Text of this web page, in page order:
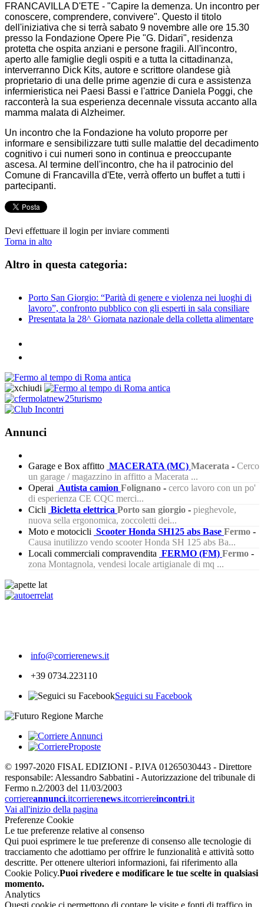
FRANCAVILLA D'ETE - "Capire la demenza. Un incontro per
conoscere, comprendere, convivere". Questo il titolo
dell'iniziativa che si terrà sabato 9 novembre alle ore 15.30
presso la Fondazione Opere Pie "G. Didari", residenza
protetta che ospita anziani e persone fragili. All'incontro,
aperto alle famiglie degli ospiti e a tutta la cittadinanza,
interverranno Dick Kits, autore e scrittore olandese già
proprietario di una delle prime agenzie di cura e assistenza
infermieristica nei Paesi Bassi e l'attrice Daniela Poggi, che
racconterà la sua esperienza decennale vissuta accanto alla
mamma malata di Alzheimer.
Un incontro che la Fondazione ha voluto proporre per
informare e sensibilizzare tutti sulle malattie del decadimento
cognitivo i cui numeri sono in continua e preoccupante
ascesa. Al termine dell'incontro, che ha il patrocinio del
Comune di Francavilla d'Ete, verrà offerto un buffet a tutti i
partecipanti.
Devi effettuare il login per inviare commenti
Torna in alto
Altro in questa categoria:
Porto San Giorgio: “Parità di genere e violenza nei luoghi di
lavoro”, confronto pubblico con gli esperti in sala consiliare
Presentata la 28^ Giornata nazionale della colletta alimentare
Annunci
Garage e Box affitto MACERATA (MC) Macerata - Cerco
un garage / magazzino in affitto a Macerata ...
Operai Autista camion Folignano - cerco lavoro con un po'
di esperienza CE CQC merci...
Cicli Bicletta elettrica Porto san giorgio - pieghevole,
nuova sella ergonomica, zoccoletti dei...
Moto e motocicli Scooter Honda SH125 abs Base Fermo -
Causa inutilizzo vendo scooter Honda SH 125 abs Ba...
Locali commerciali compravendita FERMO (FM) Fermo -
zona Montagnola, vendesi locale artigianale di mq ...
info@corrierenews.it
+39 0734.223110
Seguici su Facebook
© 1997-2020 FISAL EDIZIONI - P.IVA 01265030443 - Direttore
responsabile: Alessandro Sabbatini - Autorizzazione del tribunale di
Fermo n.2/2003 del 11/03/2003
corriereannunci.itcorrierenews.itcorriereincontri.it
Vai all'inizio della pagina
Preferenze Cookie
Le tue preferenze relative al consenso
Qui puoi esprimere le tue preferenze di consenso alle tecnologie di
tracciamento che adottiamo per offrire le funzionalità e attività sotto
descritte. Per ottenere ulteriori informazioni, fai riferimento alla
Cookie Policy.Puoi rivedere e modificare le tue scelte in qualsiasi
momento.
Analytics
Questi cookie ci permettono di contare le visite e fonti di traffico in